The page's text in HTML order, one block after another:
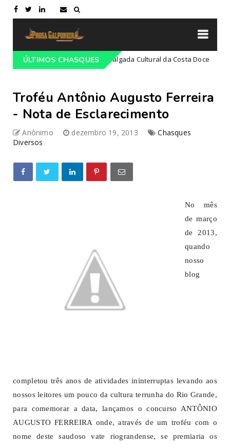
ÚLTIMOS CHASQUES
Campeiro 21ª Cavalgada Cultural da Costa Doce
Troféu Antônio Augusto Ferreira
- Nota de Esclarecimento
Anônimo dezembro 19, 2013
Chasques
Diversos
No mês
de março
de 2013,
quando
nosso
blog
completou três anos de atividades ininterruptas levando aos
nossos leitores um pouco da cultura terrunha do Rio Grande,
para comemorar a data, lançamos o concurso ANTÔNIO
AUGUSTO FERREIRA onde, através de um troféu com o
nome deste saudoso vate riograndense, se premiaria os